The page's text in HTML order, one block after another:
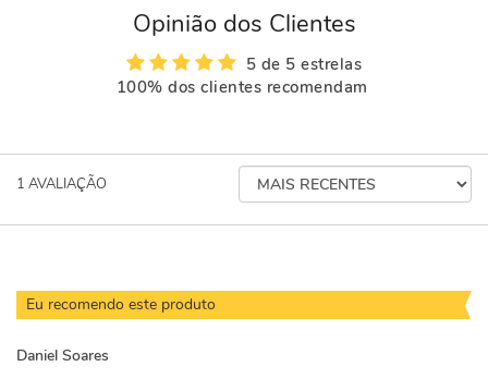
Opinião dos Clientes
5 de 5 estrelas
100% dos clientes recomendam
1 AVALIAÇÃO
ORDENAR
AVALIAÇÕES
Eu recomendo este produto
Daniel Soares